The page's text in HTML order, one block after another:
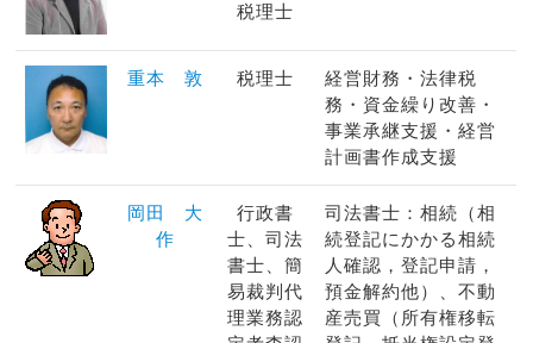
税理士
重本 敦 税理士
経営財務・法律税
務・資金繰り改善・
事業承継支援・経営
計画書作成支援
岡田 大
作
行政書
士、司法
書士、簡
易裁判代
理業務認
司法書士：相続（相
続登記にかかる相続
人確認，登記申請，
預金解約他）、不動
産売買（所有権移転